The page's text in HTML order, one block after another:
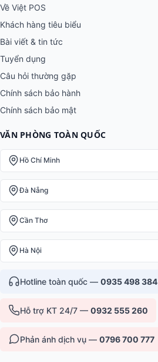
Về Việt POS
Khách hàng tiêu biểu
Bài viết & tin tức
Tuyển dụng
Câu hỏi thường gặp
Chính sách bảo hành
Chính sách bảo mật
VĂN PHÒNG TOÀN QUỐC
Hồ Chí Minh
Đà Nẵng
Cần Thơ
Hà Nội
Hotline toàn quốc — 0935 498 384
Hỗ trợ KT 24/7 — 0932 555 260
Phản ánh dịch vụ — 0796 700 777